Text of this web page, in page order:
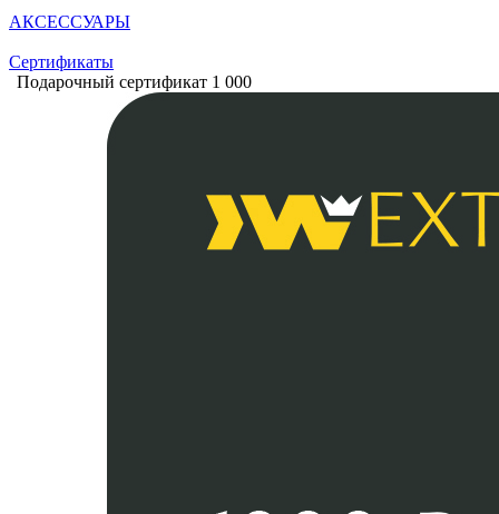
АКСЕССУАРЫ
Сертификаты
Подарочный сертификат 1 000